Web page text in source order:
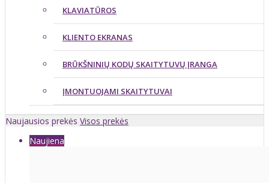
KLAVIATŪROS
KLIENTO EKRANAS
BRŪKŠNINIŲ KODŲ SKAITYTUVŲ ĮRANGA
ĮMONTUOJAMI SKAITYTUVAI
Naujausios prekės Visos prekės
Naujiena